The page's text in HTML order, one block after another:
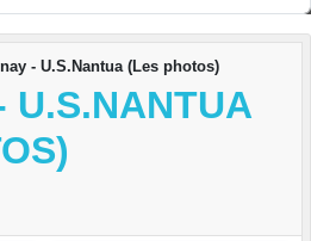
- U.S.Nantua (Les photos)
U.S.NANTUA